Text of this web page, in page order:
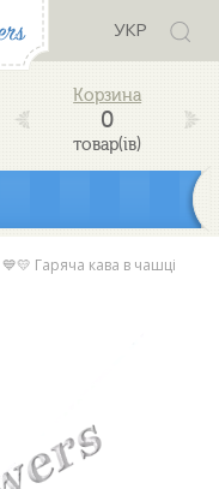
УКР
0
товар(ів)
💙💛 Гаряча кава в чашці